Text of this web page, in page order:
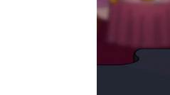
MOMENTO
Bart se
Marge